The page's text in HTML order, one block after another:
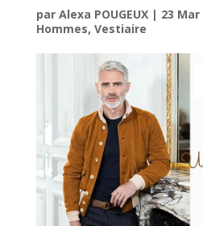
par Alexa POUGEUX| 23 Mar
Hommes, Vestiaire